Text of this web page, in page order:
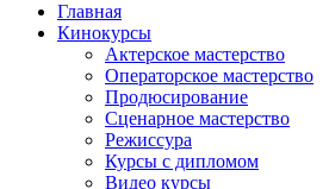
Главная
Кинокурсы
Актерское мастерство
Операторское мастерство
Продюсирование
Сценарное мастерство
Режиссура
Курсы с дипломом
Видео курсы